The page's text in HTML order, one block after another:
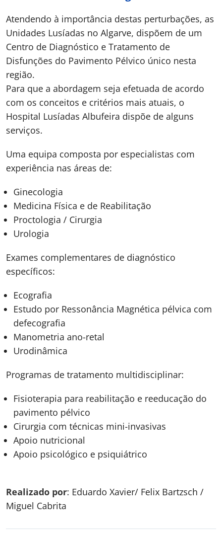
Atendendo à importância destas perturbações, as
Unidades Lusíadas no Algarve, dispõem de um
Centro de Diagnóstico e Tratamento de
Disfunções do Pavimento Pélvico único nesta
região.
Para que a abordagem seja efetuada de acordo
com os conceitos e critérios mais atuais, o
Hospital Lusíadas Albufeira dispõe de alguns
serviços.
Uma equipa composta por especialistas com
experiência nas áreas de:
Ginecologia
Medicina Física e de Reabilitação
Proctologia / Cirurgia
Urologia
Exames complementares de diagnóstico
específicos:
Ecografia
Estudo por Ressonância Magnética pélvica com
defecografia
Manometria ano-retal
Urodinâmica
Programas de tratamento multidisciplinar:
Fisioterapia para reabilitação e reeducação do
pavimento pélvico
Cirurgia com técnicas mini-invasivas
Apoio nutricional
Apoio psicológico e psiquiátrico
Realizado por: Eduardo Xavier/ Felix Bartzsch /
Miguel Cabrita